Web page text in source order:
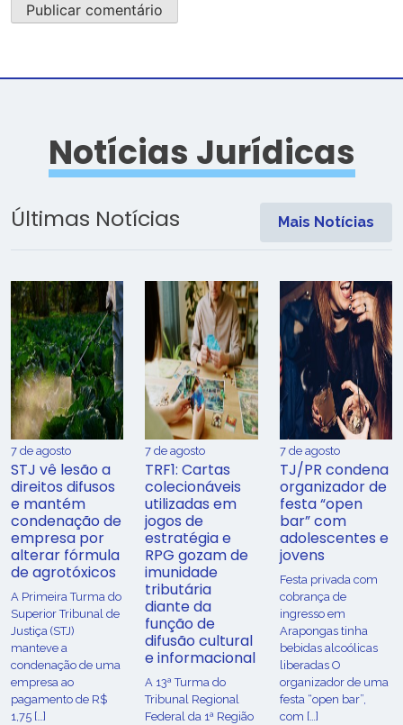
Notícias Jurídicas
Últimas Notícias Mais Notícias
7 de agosto
STJ vê lesão a
direitos difusos
e mantém
condenação de
empresa por
alterar fórmula
de agrotóxicos
​A Primeira Turma do
Superior Tribunal de
Justiça (STJ)
manteve a
condenação de uma
empresa ao
pagamento de R$
1,75 […]
7 de agosto
TRF1: Cartas
colecionáveis
utilizadas em
jogos de
estratégia e
RPG gozam de
imunidade
tributária
diante da
função de
difusão cultural
e informacional
A 13ª Turma do
Tribunal Regional
Federal da 1ª Região
7 de agosto
TJ/PR condena
organizador de
festa “open
bar” com
adolescentes e
jovens
Festa privada com
cobrança de
ingresso em
Arapongas tinha
bebidas alcoólicas
liberadas O
organizador de uma
festa “open bar”,
com […]